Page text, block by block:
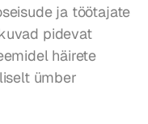
ja töötajate
pidevat
häirete
ümber